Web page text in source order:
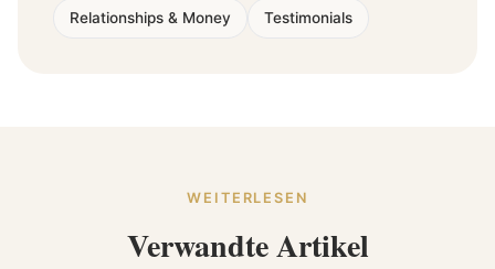
Relationships & Money Testimonials
WEITERLESEN
Verwandte Artikel